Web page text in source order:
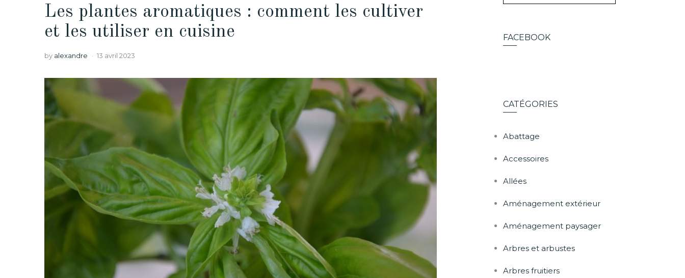
Les plantes aromatiques : comment les cultiver
et les utiliser en cuisine
by alexandre 13 avril 2023
FACEBOOK
CATÉGORIES
Abattage
Accessoires
Allées
Aménagement extérieur
Aménagement paysager
Arbres et arbustes
Arbres fruitiers